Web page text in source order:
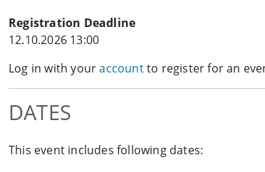
Registration Deadline
12.10.2026 13:00
Log in with youraccountto register for an
DATES
This event includes following dates: